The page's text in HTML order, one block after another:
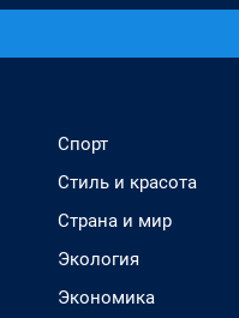
Спорт
Стиль и красота
Страна и мир
Экология
Экономика